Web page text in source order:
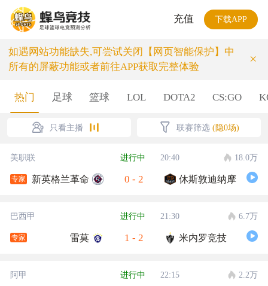
充值 下载APP
如遇网站功能缺失,可尝试关闭【网页智能保护】中
所有的屏蔽功能或者前往APP获取完整体验
×
热门 足球 篮球 LOL DOTA2 CS:GO
只看主播 联赛筛选 (隐0场)
美职联 进行中 20:40 18.0万
专家 新英格兰革命 0 - 2 休斯敦迪纳摩
巴西甲 进行中 21:30 6.7万
专家 雷莫 1 - 2 米内罗竞技
阿甲 进行中 22:15 2.2万